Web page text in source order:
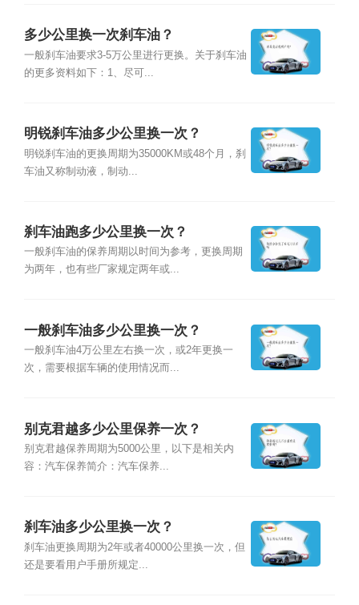
多少公里换一次刹车油？
一般刹车油要求3-5万公里进行更换。关于刹车油
的更多资料如下：1、尽可...
明锐刹车油多少公里换一次？
明锐刹车油的更换周期为35000KM或48个月，刹
车油又称制动液，制动...
刹车油跑多少公里换一次？
一般刹车油的保养周期以时间为参考，更换周期
为两年，也有些厂家规定两年或...
一般刹车油多少公里换一次？
一般刹车油4万公里左右换一次，或2年更换一
次，需要根据车辆的使用情况而...
别克君越多少公里保养一次？
别克君越保养周期为5000公里，以下是相关内
容：汽车保养简介：汽车保养...
刹车油多少公里换一次？
刹车油更换周期为2年或者40000公里换一次，但
还是要看用户手册所规定...